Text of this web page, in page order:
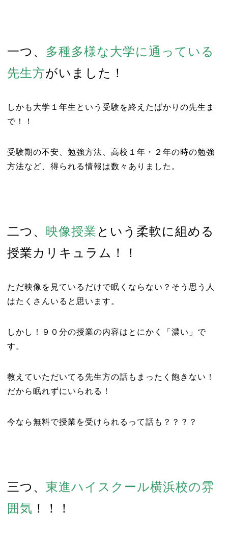
一つ、 多種多様な大学に通っている
先生方がいました！
しかも大学１年生という受験を終えたばかりの先生ま
で！！
受験期の不安、勉強方法、高校１年・２年の時の勉強
方法など、得られる情報は数々ありました。
二つ、 映像授業 という柔軟に組める
授業カリキュラム！！
ただ映像を見ているだけで眠くならない？そう思う人
はたくさんいると思います。
しかし！９０分の授業の内容はとにかく「濃い」で
す。
教えていただいてる先生方の話もまったく飽きない！
だから眠れずにいられる！
今なら無料で授業を受けられるって話も？？？？
三つ、 東進ハイスクール横浜校の雰
囲気 ！！！